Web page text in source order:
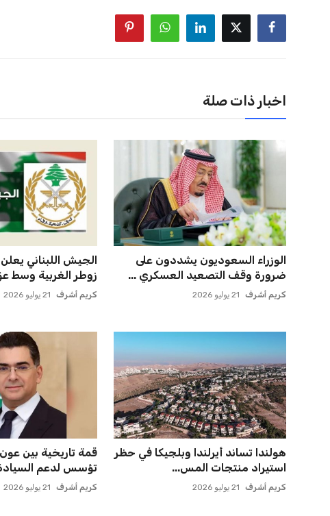
اخبار ذات صلة
الوزراء السعوديون يشددون على
ضرورة وقف التصعيد العسكري ...
كريم أشرف 21 يوليو 2026
الجيش اللبناني
زوطر الغربية وسط
كريم أشرف 21 يوليو 2026
هولندا تساند أيرلندا وبلجيكا في حظر
استيراد منتجات المس...
كريم أشرف 21 يوليو 2026
قمة تاريخية بين
تؤسس لدعم السيادة
كريم أشرف 21 يوليو 2026